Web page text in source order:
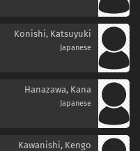
Konishi, Katsuyuki
Japanese
Hanazawa, Kana
Japanese
Kawanishi, Kengo